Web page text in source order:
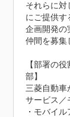
それらに対
にご提供す
企画開発の
仲間を募集
【部署の
部】
三菱自動車
サービス／
・モバイ